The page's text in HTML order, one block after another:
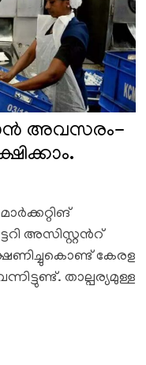
അവസരം-
അസിസ്റ്റൻറ്
കേരള
താല്പര്യമുള്ള